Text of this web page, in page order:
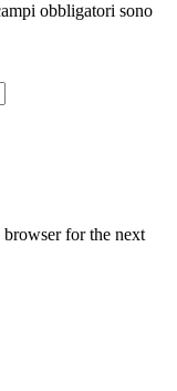
obbligatori sono
browser for the next